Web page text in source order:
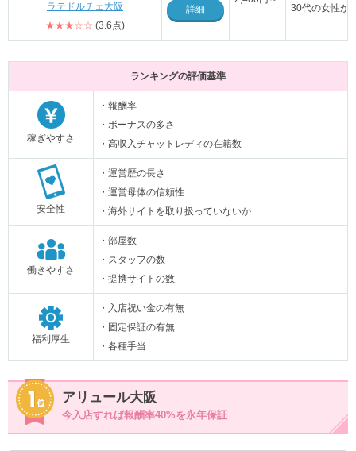
ラテドルチェ大阪
★★★☆☆ (3.6点)
詳細
30代の女性が
ランキングの評価基準
稼ぎやすさ
・報酬率
・ボーナスの多さ
・高収入チャットレディの在籍数
安全性
・運営歴の長さ
・運営母体の信頼性
・海外サイトを取り扱っていないか
働きやすさ
・部屋数
・スタッフの数
・提携サイトの数
福利厚生
・入店祝い金の有無
・固定保証の有無
・各種手当
アリュール大阪
今入店すれば報酬率40%を永年保証